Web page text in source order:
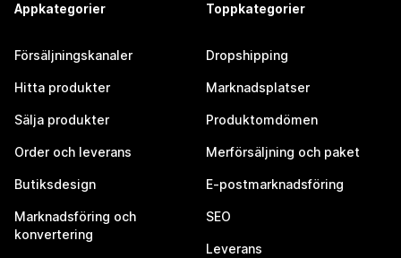
Appkategorier
Försäljningskanaler
Hitta produkter
Sälja produkter
Order och leverans
Butiksdesign
Marknadsföring och
konvertering
Toppkategorier
Dropshipping
Marknadsplatser
Produktomdömen
Merförsäljning och paket
E-postmarknadsföring
SEO
Leverans